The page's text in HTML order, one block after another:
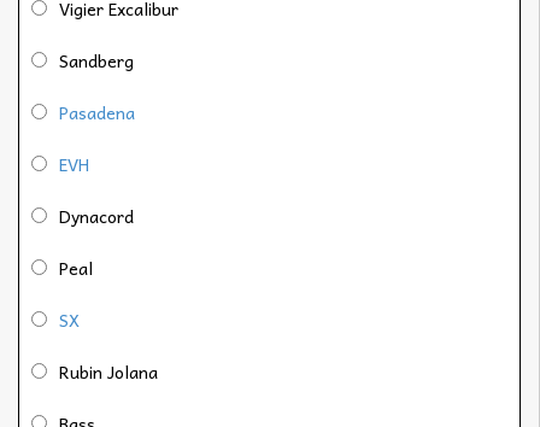
Vigier Excalibur
Sandberg
Pasadena
EVH
Dynacord
Peal
SX
Rubin Jolana